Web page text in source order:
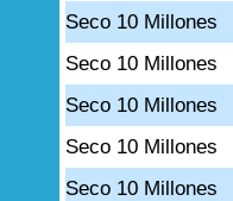
Seco 10 Millones
Seco 10 Millones
Seco 10 Millones
Seco 10 Millones
Seco 10 Millones